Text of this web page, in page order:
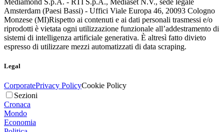
Amsterdam (Paesi Bassi) - Uffici Viale Europa 46, 20093 Cologno
Monzese (MI)Rispetto ai contenuti e ai dati personali trasmessi e/o
riprodotti è vietata ogni utilizzazione funzionale all’addestramento di
sistemi di intelligenza artificiale generativa. È altresì fatto divieto
espresso di utilizzare mezzi automatizzati di data scraping.
Legal
CorporatePrivacy PolicyCookie Policy
Sezioni
Cronaca
Mondo
Economia